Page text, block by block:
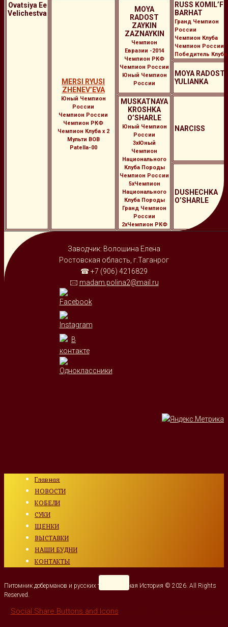
Ovatsiya Ee
Velichestva
MERSI RYUSI
ZHENEV’EVA
Юный Чемпион
России
Чемпион России
Чемпион РКФ
Чемпион Клуба х 2
Мульти BOB
Patella-00
MOYA
RADOST
ZAYKIN
ZAZNAYKIN
Чемпион
Евразии -2014
Чемпион РКФ
Чемпион России
Юный Чемпион
России
RUSS KOMIL’FO
BARHAT
Гранд Чемпион
России
Чемпион Клуба
Чемпион России
Победитель Клуба
MOYA RADOST
YULIANKA
MUSKATNAYA
KROSHKA
O’SHARLE
Юный Чемпион
России
3хЮный
Чемпион
Национального
Клуба Породы
Чемпион России
5хЧемпион
Национального
Клуба Породы
Гранд Чемпион
России
2хЧемпион РКФ
NARCISS
DUSHECHKA
O’SHARLE
Заводчик: Волошина Елена
Ростовская область, г.Таганрог
☎ +7 (906) 4216829
🖂 madam.polina2@mail.ru
Главная
НОВОСТИ
КОБЕЛИ
СУКИ
ЩЕНКИ
ВЫСТАВКИ
НАШИ БУДНИ
КОНТАКТЫ
Питомник доберманов и русских тоев Янтарная История © 2026. All Rights
Reserved.
Social Share Buttons and Icons